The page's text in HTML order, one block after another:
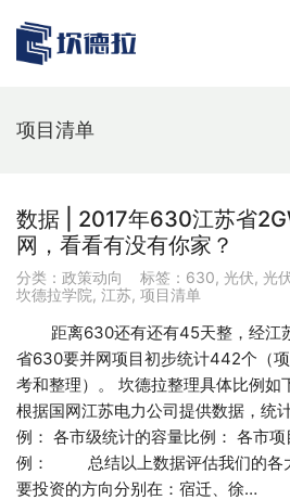
项目清单
数据 | 2017年630江苏省
网，看看有没有你家？
分类： 政策动向 标签： 630, 光伏, 光
坎德拉学院, 江苏, 项目清单
距离630还有还有45天整，经江
省630要并网项目初步统计442个（
考和整理）。 坎德拉整理具体比例如
根据国网江苏电力公司提供数据，统
例： 各市级统计的容量比例： 各市
例： 总结以上数据评估我们的各
要投资的方向分别在：宿迁、徐…